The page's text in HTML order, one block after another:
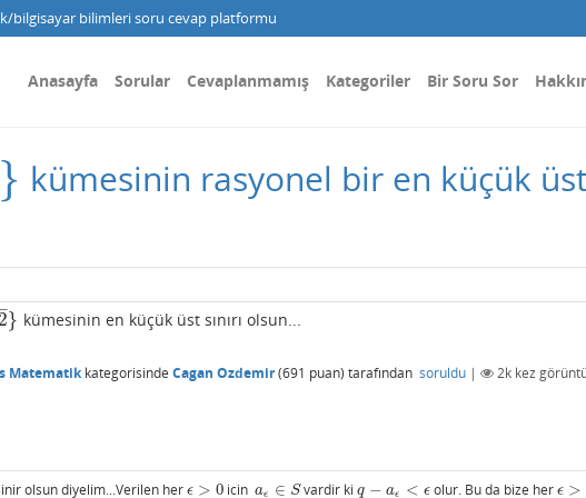
bilgisayar bilimleri soru cevap platformu
Anasayfa Sorular Cevaplanmamış Kategoriler Bir Soru Sor
} kümesinin rasyonel bir en küçük üst
} kümesinin en küçük üst sınırı olsun...
Matematikkategorisinde Cagan Ozdemir(691 puan) tarafından soruldu | 2k kez
olsun diyelim...Verilen herϵ > 0
ϵ>0 icinaϵ ∈ S
aϵ ∈S vardir kiq − aϵ < ϵ
q −aϵ<ϵ olur. Bu da bize her ϵ >
ϵ>0